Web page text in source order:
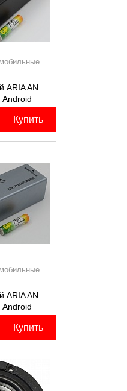
ARIA AN
Купить
ARIA AN
Купить